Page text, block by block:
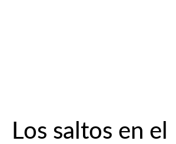
Los saltos en el